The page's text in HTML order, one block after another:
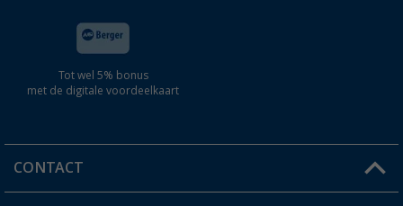
Tot wel 5% bonus
met de digitale voordeelkaart
CONTACT